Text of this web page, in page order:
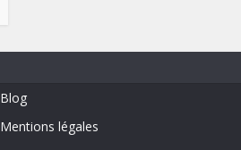
Blog
Mentions légales